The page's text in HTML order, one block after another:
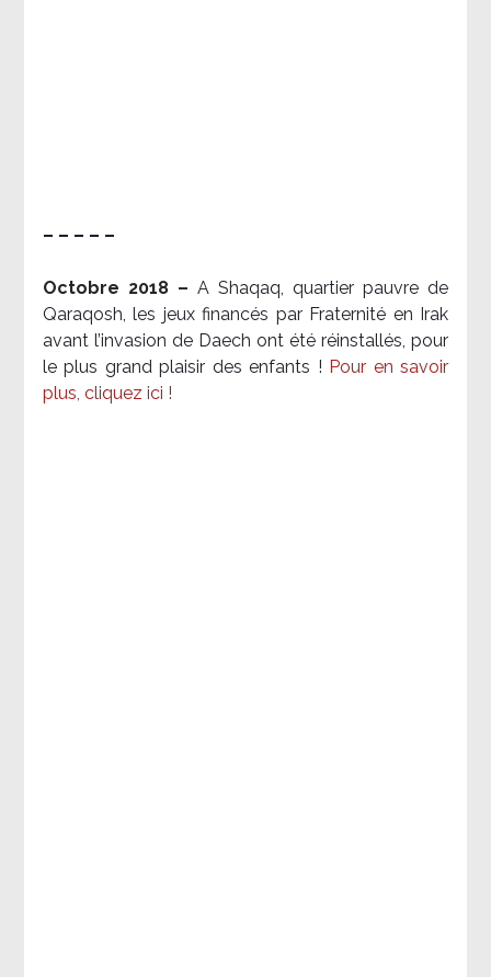
– – – – –
Octobre 2018 – A Shaqaq, quartier pauvre de
Qaraqosh, les jeux financés par Fraternité en Irak​
avant l’invasion de Daech ont été réinstallés, pour
le plus grand plaisir des enfants ! Pour en savoir
plus, cliquez ici !